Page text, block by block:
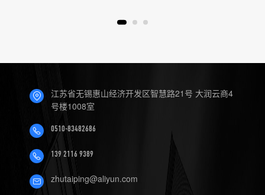
江苏省无锡惠山经济开发区智慧路21号 大润云商4
号楼1008室
0510-83482686
139 2116 9389
zhutaiping@aliyun.com